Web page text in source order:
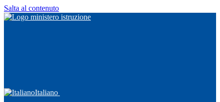
Salta al contenuto
Italiano